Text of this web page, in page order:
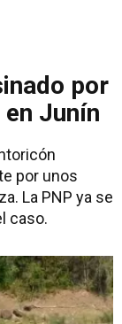
por
Junín
por unos
La PNP ya se
caso.